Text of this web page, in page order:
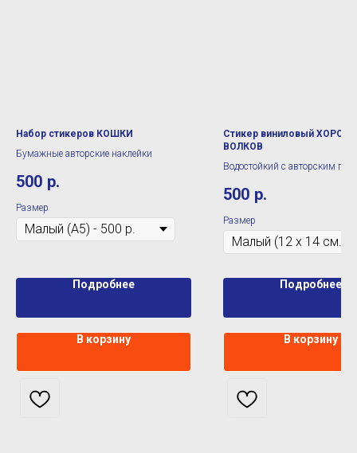
Набор стикеров КОШКИ
Бумажные авторские наклейки
500 р.
Размер
Подробнее
В корзину
Стикер виниловый
ВОЛКОВ
Водостойкий с авторским
500 р.
Размер
Подробнее
В корзину